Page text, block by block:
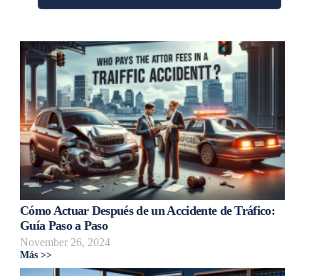
Cómo Actuar Después de un Accidente de Tráfico:
Guía Paso a Paso
November 26, 2024
Más >>